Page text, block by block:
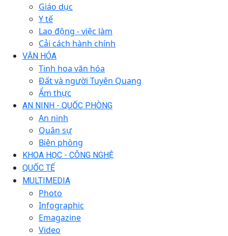
Giáo dục
Y tế
Lao động - việc làm
Cải cách hành chính
VĂN HÓA
Tinh hoa văn hóa
Đất và người Tuyên Quang
Ẩm thực
AN NINH - QUỐC PHÒNG
An ninh
Quân sự
Biên phòng
KHOA HỌC - CÔNG NGHỆ
QUỐC TẾ
MULTIMEDIA
Photo
Infographic
Emagazine
Video